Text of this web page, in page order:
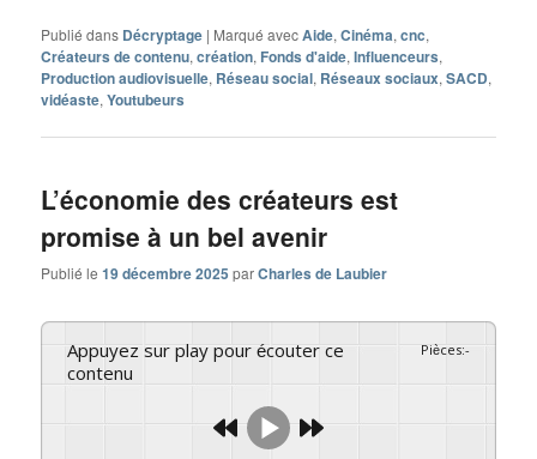
Publié dans Décryptage | Marqué avecAide,Cinéma,cnc,
Créateurs de contenu,création, Fonds d'aide,Influenceurs,
Production audiovisuelle, Réseau social, Réseaux sociaux,SACD,
vidéaste,Youtubeurs
L’économie des créateurs est
promise à un bel avenir
Publié le19 décembre 2025 parCharles de Laubier
Appuyez sur play pour écouter ce
contenu
Pièces:-